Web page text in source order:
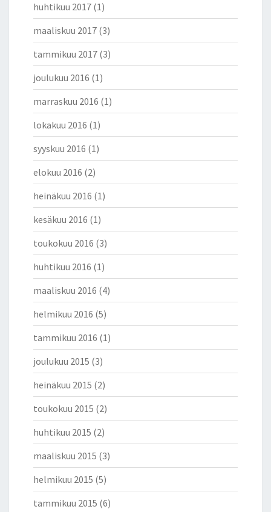
huhtikuu 2017 (1)
maaliskuu 2017 (3)
tammikuu 2017 (3)
joulukuu 2016 (1)
marraskuu 2016 (1)
lokakuu 2016 (1)
syyskuu 2016 (1)
elokuu 2016 (2)
heinäkuu 2016 (1)
kesäkuu 2016 (1)
toukokuu 2016 (3)
huhtikuu 2016 (1)
maaliskuu 2016 (4)
helmikuu 2016 (5)
tammikuu 2016 (1)
joulukuu 2015 (3)
heinäkuu 2015 (2)
toukokuu 2015 (2)
huhtikuu 2015 (2)
maaliskuu 2015 (3)
helmikuu 2015 (5)
tammikuu 2015 (6)